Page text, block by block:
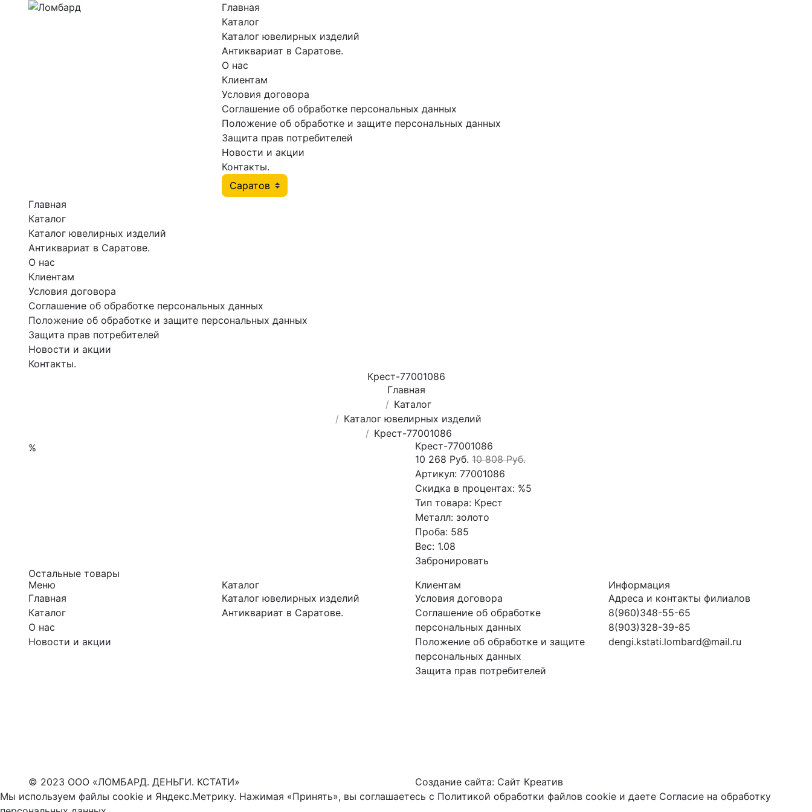
Главная
Каталог
Каталог ювелирных изделий
Антиквариат в Саратове.
О нас
Клиентам
Условия договора
Соглашение об обработке персональных данных
Положение об обработке и защите персональных данных
Защита прав потребителей
Новости и акции
Контакты.
Главная
Каталог
Каталог ювелирных изделий
Антиквариат в Саратове.
О нас
Клиентам
Условия договора
Соглашение об обработке персональных данных
Положение об обработке и защите персональных данных
Защита прав потребителей
Новости и акции
Контакты.
Крест-77001086
Главная
Каталог
Каталог ювелирных изделий
Крест-77001086
%
Крест-77001086
10 268 Руб. 10 808 Руб.
Артикул: 77001086
Скидка в процентах: %5
Тип товара: Крест
Металл: золото
Проба: 585
Вес: 1.08
Забронировать
Остальные товары
Меню
Главная
Каталог
О нас
Новости и акции
Каталог
Каталог ювелирных изделий
Антиквариат в Саратове.
Клиентам
Условия договора
Соглашение об обработке
персональных данных
Положение об обработке и защите
персональных данных
Защита прав потребителей
Информация
Адреса и контакты филиалов
8(960)348-55-65
8(903)328-39-85
dengi.kstati.lombard@mail.ru
© 2023 ООО «ЛОМБАРД. ДЕНЬГИ. КСТАТИ» Создание сайта: Сайт Креатив
Мы используем файлы cookie и Яндекс.Метрику. Нажимая «Принять», вы соглашаетесь с Политикой обработки файлов cookie и даете Согласие на обработку